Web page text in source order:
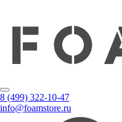
8 (499) 322-10-47
info@foamstore.ru